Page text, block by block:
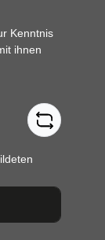
Kenntnis
ihnen